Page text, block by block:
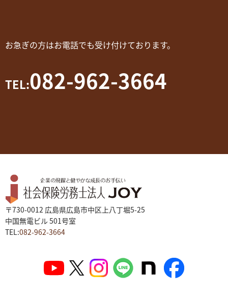
お急ぎの方はお電話でも受け付けております。
TEL:082-962-3664
〒730-0012 広島県広島市中区上八丁堀5-25
中国無電ビル 501号室
TEL:082-962-3664